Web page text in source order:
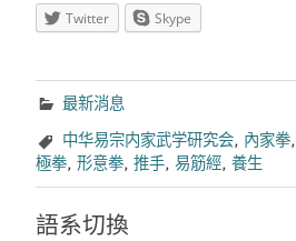
Twitter
Skype
最新消息
中华易宗内家武学研究会, 內家拳,
極拳, 形意拳, 推手, 易筋經, 養生
語系切換